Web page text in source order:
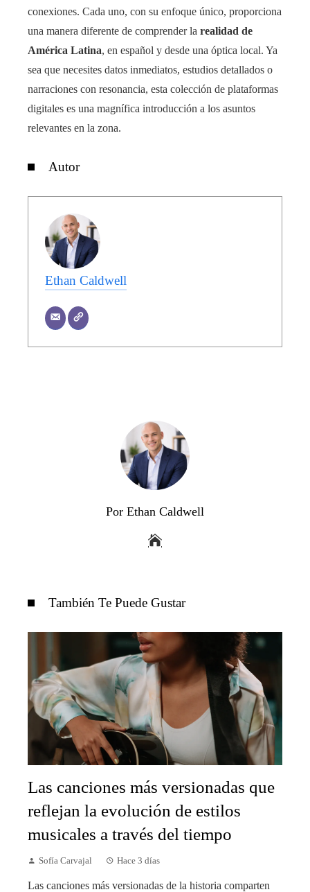
conexiones. Cada uno, con su enfoque único, proporciona
una manera diferente de comprender la realidad de
América Latina, en español y desde una óptica local. Ya
sea que necesites datos inmediatos, estudios detallados o
narraciones con resonancia, esta colección de plataformas
digitales es una magnífica introducción a los asuntos
relevantes en la zona.
Autor
Ethan Caldwell
Por Ethan Caldwell
También Te Puede Gustar
Las canciones más versionadas que
reflejan la evolución de estilos
musicales a través del tiempo
Sofía Carvajal Hace 3 días
Las canciones más versionadas de la historia comparten